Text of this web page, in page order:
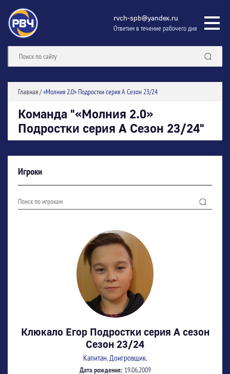
rvch-spb@yandex.ru
Ответим в течение рабочего дня
Главная/«Молния 2.0» Подростки серия А Сезон 23/24
Команда "«Молния 2.0»
Подростки серия А Сезон 23/24"
Игроки
Клюкало Егор Подростки серия А сезон
Сезон 23/24
Капитан. Доигровщик.
Дата рождения: 19.06.2009